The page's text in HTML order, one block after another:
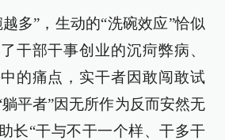
多”，生动的“洗碗效应”恰似
干部干事创业的沉疴弊病、
的痛点，实干者因敢闯敢试
平者”因无所作为反而安然无
长“干与不干一个样、干多干